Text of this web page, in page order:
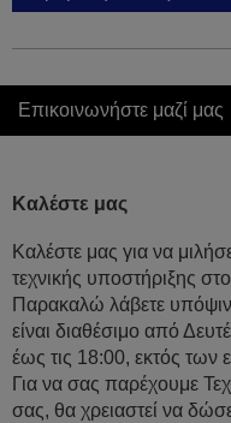
Επικοινωνήστε μαζί μας
Καλέστε μας
Καλέστε μας για να
τεχνικής υποστήριξης
Παρακαλώ λάβετε
είναι διαθέσιμο από
έως τις 18:00, εκτός των
Για να σας παρέχουμε
σας, θα χρειαστεί να